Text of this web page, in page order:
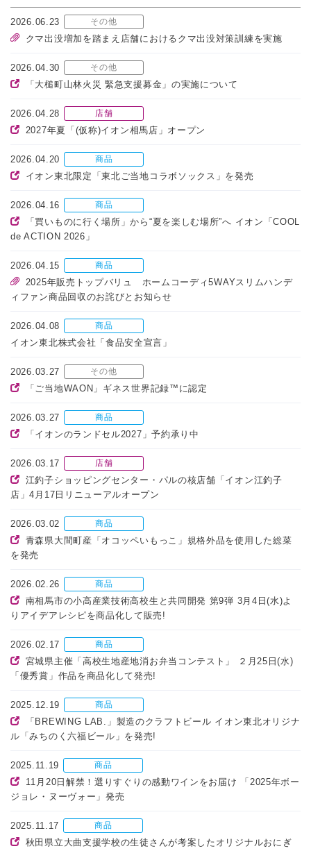
2026.06.23 その他
クマ出没増加を踏まえ店舗におけるクマ出没対策訓練を実施
2026.04.30 その他
「大槌町山林火災 緊急支援募金」の実施について
2026.04.28 店舗
2027年夏「(仮称)イオン相馬店」オープン
2026.04.20 商品
イオン東北限定「東北ご当地コラボソックス」を発売
2026.04.16 商品
「買いものに行く場所」から“夏を楽しむ場所”へ イオン「COOL
de ACTION 2026」
2026.04.15 商品
2025年販売トップバリュ ホームコーディ5WAYスリムハンデ
ィファン商品回収のお詫びとお知らせ
2026.04.08 商品
イオン東北株式会社「食品安全宣言」
2026.03.27 その他
「ご当地WAON」ギネス世界記録™に認定
2026.03.27 商品
「イオンのランドセル2027」予約承り中
2026.03.17 店舗
江釣子ショッピングセンター・パルの核店舗「イオン江釣子
店」4月17日リニューアルオープン
2026.03.02 商品
青森県大間町産「オコッペいもっこ」規格外品を使用した総菜
を発売
2026.02.26 商品
南相馬市の小高産業技術高校生と共同開発 第9弾 3月4日(水)よ
りアイデアレシピを商品化して販売!
2026.02.17 商品
宮城県主催「高校生地産地消お弁当コンテスト」 ２月25日(水)
「優秀賞」作品を商品化して発売!
2025.12.19 商品
「BREWING LAB.」製造のクラフトビール イオン東北オリジナ
ル「みちのく六福ビール」を発売!
2025.11.19 商品
11月20日解禁！選りすぐりの感動ワインをお届け 「2025年ボー
ジョレ・ヌーヴォー」発売
2025.11.17 商品
秋田県立大曲支援学校の生徒さんが考案したオリジナルおにぎ